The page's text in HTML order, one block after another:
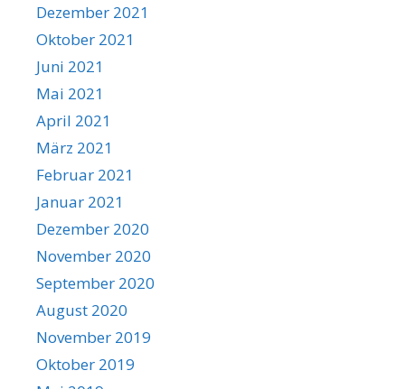
Dezember 2021
Oktober 2021
Juni 2021
Mai 2021
April 2021
März 2021
Februar 2021
Januar 2021
Dezember 2020
November 2020
September 2020
August 2020
November 2019
Oktober 2019